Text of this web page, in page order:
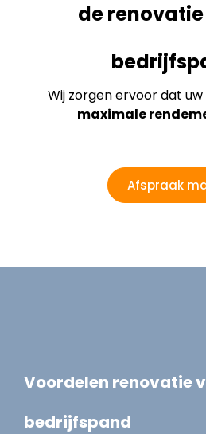
de
Wij zorgen ervoor dat
maximale
Afspraak
Voordelen renovatie
bedrijfspand